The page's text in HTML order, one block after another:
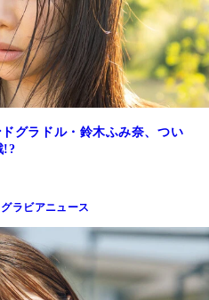
グラドル・鈴木ふみ奈、つい
!?
グラビアニュース